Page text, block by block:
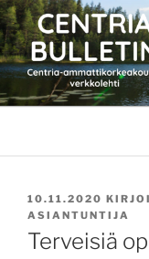
Siirry
sisältöön
JULKAISTU
10.11.2020
ASIANTUNTIJA
Terveisiä